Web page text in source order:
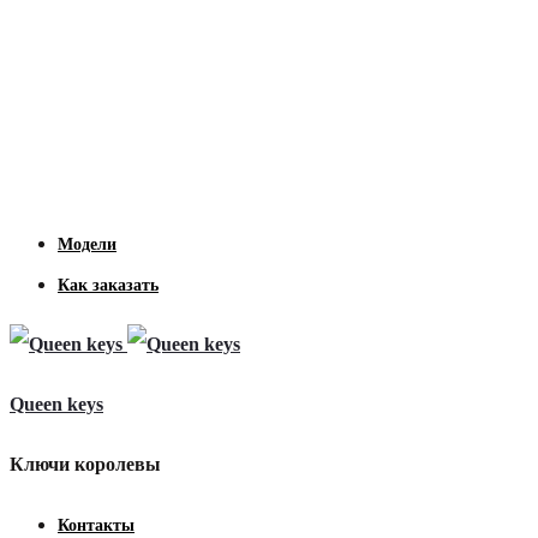
Модели
Как заказать
Queen keys
Ключи королевы
Контакты